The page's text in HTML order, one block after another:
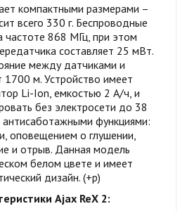
компактными размерами –
всего 330 г. Беспроводные
частоте 868 МГц, при этом
составляет 25 мВт.
между датчиками и
1700 м. Устройство имеет
Li-Ion, емкостью 2 А/ч, и
без электросети до 38
функциями:
оповещением о глушении,
и отрыв. Данная модель
белом цвете и имеет
дизайн. (+р)
Ajax ReX 2: